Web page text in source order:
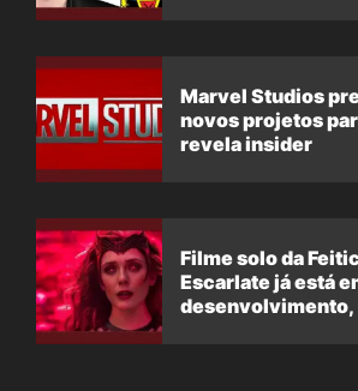
Marvel Studios
novos projetos
revela insider
Filme solo da
Escarlate já está